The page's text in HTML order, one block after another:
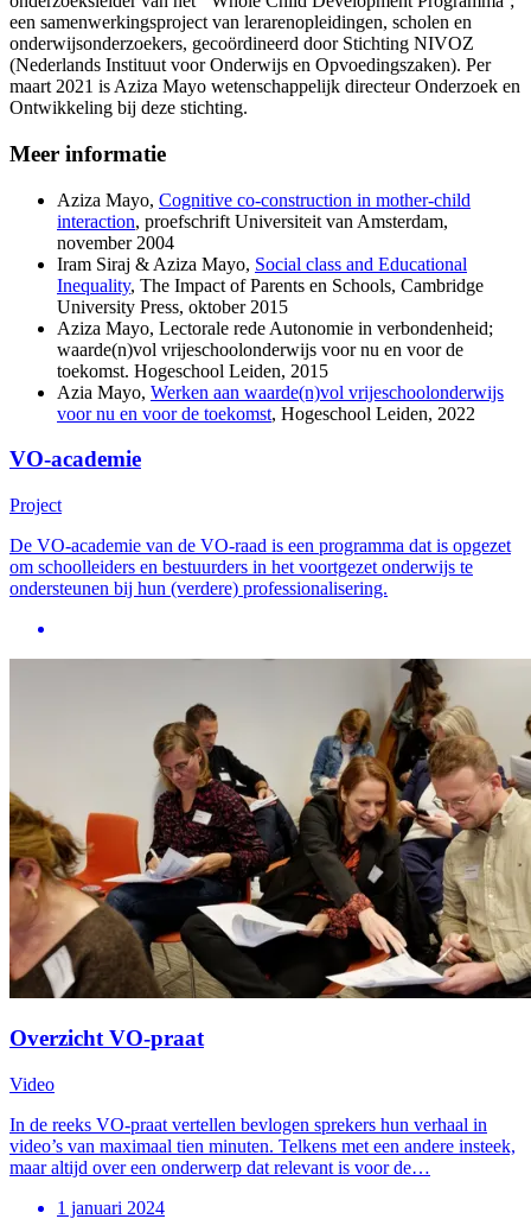
een samenwerkingsproject van lerarenopleidingen, scholen en
onderwijsonderzoekers, gecoördineerd door Stichting NIVOZ
(Nederlands Instituut voor Onderwijs en Opvoedingszaken). Per
maart 2021 is Aziza Mayo wetenschappelijk directeur Onderzoek en
Ontwikkeling bij deze stichting.
Meer informatie
Aziza Mayo, Cognitive co-construction in mother-child
interaction, proefschrift Universiteit van Amsterdam,
november 2004
Iram Siraj & Aziza Mayo, Social class and Educational
Inequality, The Impact of Parents en Schools, Cambridge
University Press, oktober 2015
Aziza Mayo, Lectorale rede Autonomie in verbondenheid;
waarde(n)vol vrijeschoolonderwijs voor nu en voor de
toekomst. Hogeschool Leiden, 2015
Azia Mayo, Werken aan waarde(n)vol vrijeschoolonderwijs
voor nu en voor de toekomst, Hogeschool Leiden, 2022
VO-academie
Project
De VO-academie van de VO-raad is een programma dat is opgezet
om schoolleiders en bestuurders in het voortgezet onderwijs te
ondersteunen bij hun (verdere) professionalisering.
Overzicht VO-praat
Video
In de reeks VO-praat vertellen bevlogen sprekers hun verhaal in
video’s van maximaal tien minuten. Telkens met een andere insteek,
maar altijd over een onderwerp dat relevant is voor de…
1 januari 2024